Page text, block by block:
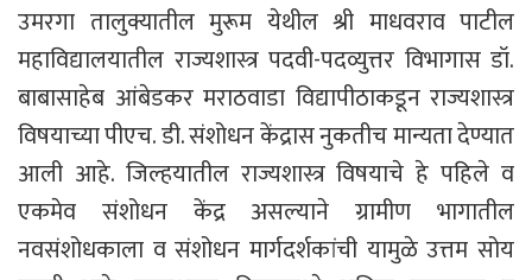
उमरगा तालुक्यातील मुरूम येथील श्री माधवराव पाटील
महाविद्यालयातील राज्यशास्त्र पदवी-पदव्युत्तर विभागास डॉ.
बाबासाहेब आंबेडकर मराठवाडा विद्यापीठाकडून राज्यशास्त्र
विषयाच्या पीएच. डी. संशोधन केंद्रास नुकतीच मान्यता देण्यात
आली आहे. जिल्हयातील राज्यशास्त्र विषयाचे हे पहिले व
एकमेव संशोधन केंद्र असल्याने ग्रामीण भागातील
नवसंशोधकाला व संशोधन मार्गदर्शकांची यामुळे उत्तम सोय